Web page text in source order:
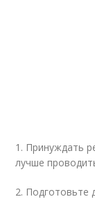
1. Принуждать
лучше
2. Подготовьте